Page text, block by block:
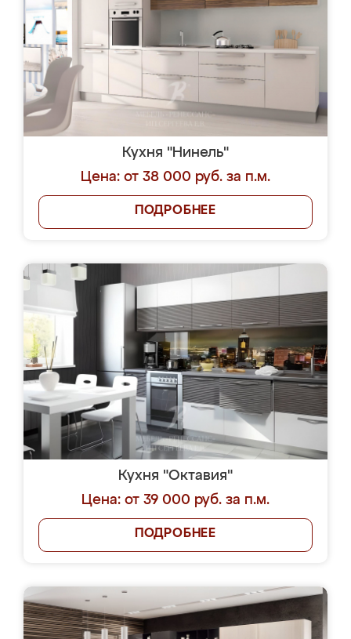
Кухня "Нинель"
Цена: от 38 000 руб. за п.м.
ПОДРОБНЕЕ
Кухня "Октавия"
Цена: от 39 000 руб. за п.м.
ПОДРОБНЕЕ